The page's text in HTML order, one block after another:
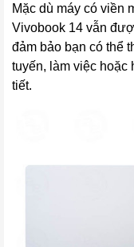
Mặc dù máy có viền
Vivobook 14 vẫn
đảm bảo bạn có thể
tuyến, làm việc hoặc
tiết.